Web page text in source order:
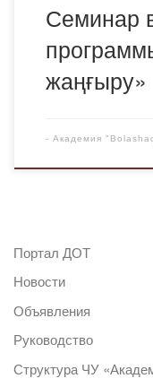
Семинар
жаңғыру»
- Академия
Портал ДОТ
Новости
Объявления
Руководство
Структура ЧУ